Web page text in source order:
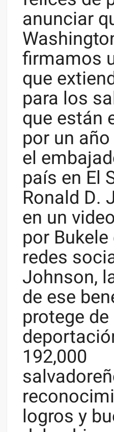
anunciar
firmamos
que
para los
que están
por un
el
país en El
Ronald D.
en un
por
redes
Johnson,
de ese
protege de
192,000
logros y